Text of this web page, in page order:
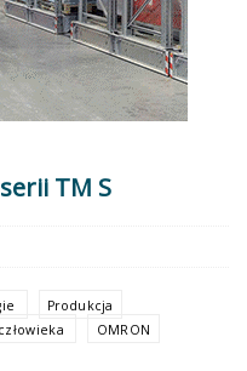
TM S
Produkcja
OMRON